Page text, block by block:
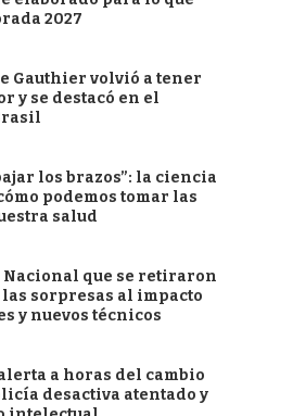
2027
Gauthier volvió a tener
y se destacó en el
los brazos”: la ciencia
podemos tomar las
salud
Nacional que se retiraron
las sorpresas al impacto
y nuevos técnicos
a horas del cambio
desactiva atentado y